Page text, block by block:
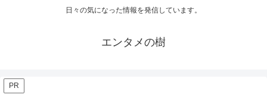
日々の気になった情報を発信しています。
エンタメの樹
PR